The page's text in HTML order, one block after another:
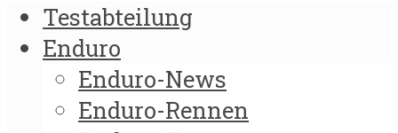
Testabteilung
Enduro
Enduro-News
Enduro-Rennen